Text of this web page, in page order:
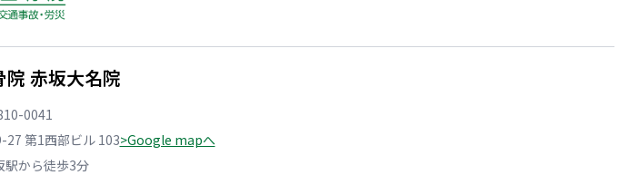
院 赤坂大名院
0041
27 第1西部ビル 103>Google mapへ
駅から徒歩3分